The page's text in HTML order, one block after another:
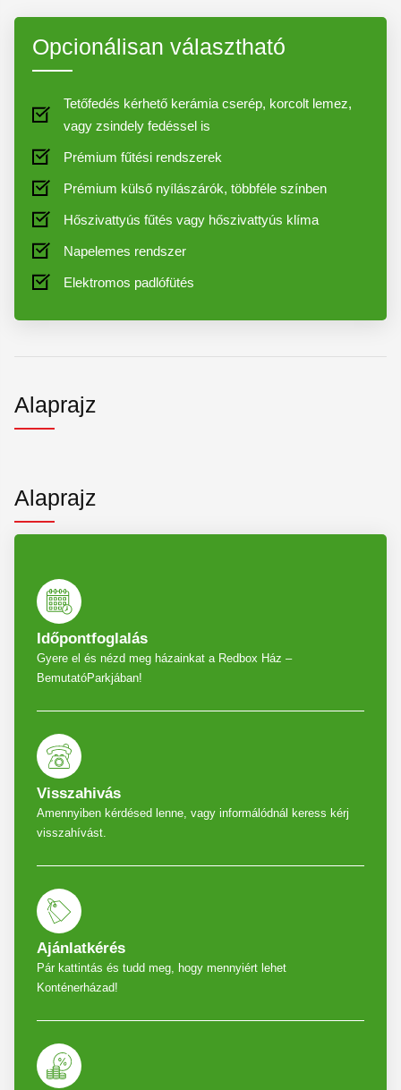
Opcionálisan választható
Tetőfedés kérhető kerámia cserép, korcolt lemez,
vagy zsindely fedéssel is
Prémium fűtési rendszerek
Prémium külső nyílászárók, többféle színben
Hőszivattyús fűtés vagy hőszivattyús klíma
Napelemes rendszer
Elektromos padlófütés
Alaprajz
Alaprajz
Időpontfoglalás
Gyere el és nézd meg házainkat a Redbox Ház –
BemutatóParkjában!
Visszahivás
Amennyiben kérdésed lenne, vagy informálódnál keress kérj
visszahívást.
Ajánlatkérés
Pár kattintás és tudd meg, hogy mennyiért lehet
Konténerházad!